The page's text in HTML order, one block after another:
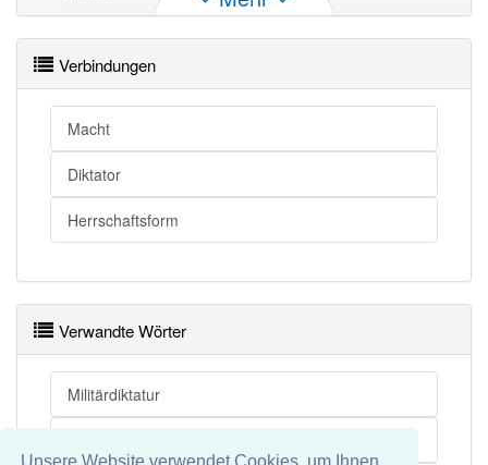
Unsere Website verwendet Cookies, um Ihnen
Diktatur openthesaurus
Verbindungen
Macht
Diktator
Herrschaftsform
Verwandte Wörter
Militärdiktatur